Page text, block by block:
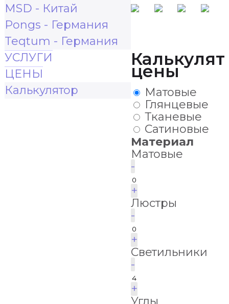
MSD - Китай
Pongs - Германия
Teqtum - Германия
УСЛУГИ
ЦЕНЫ
Калькулятор
цены
Матовые
Глянцевые
Тканевые
Сатиновые
Материал
Матовые
-
+
Люстры
-
+
Светильники
-
+
Углы